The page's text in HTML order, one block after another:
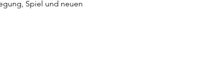
Spiel und neuen